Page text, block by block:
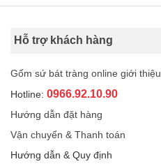
Hỗ trợ khách hàng
Gốm sứ bát tràng online giới thiệu
Hotline: 0966.92.10.90
Hướng dẫn đặt hàng
Vận chuyển & Thanh toán
Hướng dẫn & Quy định